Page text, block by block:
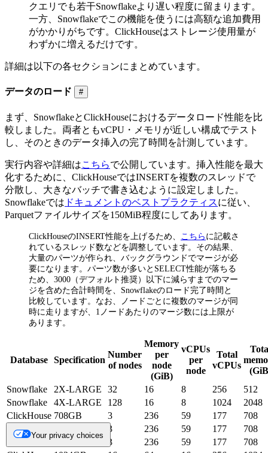
クエリでも若干Snowflakeより遅い程度に留まります。
一方、Snowflakeでこの機能を使うには高額な追加費用
がかかりがちです。ClickHouseはストレージ使用量が
わずかに増えるだけです。
詳細は以下の各セクションにまとめています。
データのロード #
まず、SnowflakeとClickHouseにおけるデータロード性能を比
較しました。両者ともvCPU・メモリが近しい構成でテスト
し、そのときのデータ挿入の完了時間を計測しています。
実行内容や詳細はこちらで公開しています。挿入性能を最大
化するために、ClickHouseではINSERTを複数のスレッドで
分散し、大きなバッチで書き込むように設定しました。
Snowflakeでは ドキュメントのベストプラクティスに従い、
Parquetファイルサイズを150MiB程度にしてあります。
ClickHouseのINSERT性能を上げるため、 こちら に記載さ
れているスレッド数などを調整しています。その結果、
大量のパーツが作られ、バックグラウンドでマージが必
要になります。パーツ数が多いとSELECT性能が落ちる
ため、3000（デフォルト推奨）以下に減らすまでのマー
ジを含めた合計時間を、Snowflakeのロード完了時間と
比較しています。なお、ノードごとに複数のマージが同
時に走りますが、1ノードあたりのマージ数には上限が
あります。
Database Specification
Number
of nodes
Memory
per
node
(GiB)
vCPUs
per
node
Total
vCPUs
Snowflake
2X-LARGE 32 16 8 256
512
Snowflake
4X-LARGE 128 16 8 1024
2048
ClickHouse 708GB 3 236 59 177
708
ClickHouse
3 236 59 177
708
ClickHouse
708GB 3 236 59 177
708
Your privacy choices